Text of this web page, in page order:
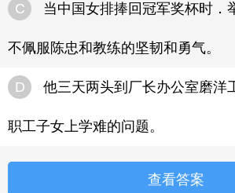
C 当中国女排捧回冠军奖杯时．
不佩服陈忠和教练的坚韧和勇气。
D 他三天两头到厂长办公室磨洋
职工子女上学难的问题。
查看答案